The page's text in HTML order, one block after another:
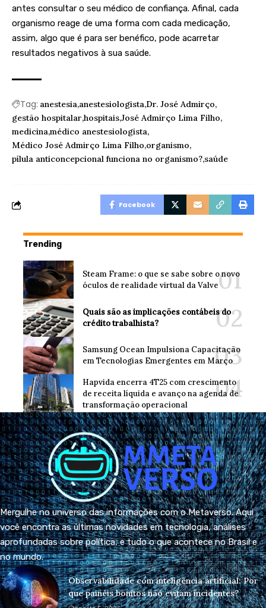
antes consultar o seu médico de confiança. Afinal, cada
organismo reage de uma forma com cada medicação,
assim, algo que é para ser benéfico, pode acarretar
resultados negativos à sua saúde.
Tag: anestesia anestesiologista Dr. José Admirço
gestão hospitalar hospitaisJosé Admirço Lima Filho
medicinamédico anestesiologista
Médico José Admirço Lima Filho organismo
pílula anticoncepcional funciona no organismo? saúde
Facebook
Trending
Steam Frame: o que se sabe sobre o novo
óculos de realidade virtual da Valve
Quais são as implicações contábeis do
crédito trabalhista?
Samsung Ocean Impulsiona Capacitação
em Tecnologias Emergentes em Março
Hapvida encerra 4T25 com crescimento
de receita líquida e avanço na agenda de
transformação operacional
Mergulhe no universo das informações com o Metaverso. Aqui
você encontra as últimas novidades em tecnologia, análises
aprofundadas sobre política, e tudo o que acontece no Brasil e
no mundo.
Observabilidade com inteligência artificial: Por
que painéis bonitos não evitam incidentes?